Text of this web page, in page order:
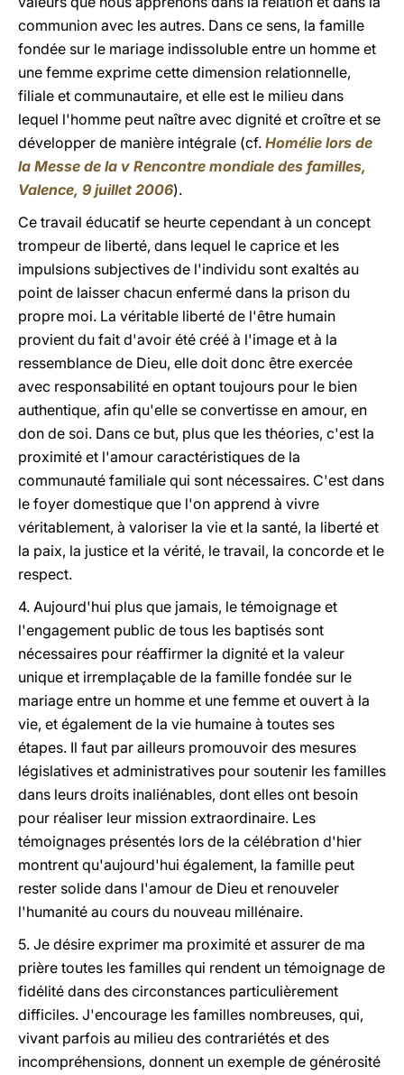
communion avec les autres. Dans ce sens, la famille
fondée sur le mariage indissoluble entre un homme et
une femme exprime cette dimension relationnelle,
filiale et communautaire, et elle est le milieu dans
lequel l'homme peut naître avec dignité et croître et se
développer de manière intégrale (cf. Homélie lors de
la Messe de la v Rencontre mondiale des familles,
Valence, 9 juillet 2006).
Ce travail éducatif se heurte cependant à un concept
trompeur de liberté, dans lequel le caprice et les
impulsions subjectives de l'individu sont exaltés au
point de laisser chacun enfermé dans la prison du
propre moi. La véritable liberté de l'être humain
provient du fait d'avoir été créé à l'image et à la
ressemblance de Dieu, elle doit donc être exercée
avec responsabilité en optant toujours pour le bien
authentique, afin qu'elle se convertisse en amour, en
don de soi. Dans ce but, plus que les théories, c'est la
proximité et l'amour caractéristiques de la
communauté familiale qui sont nécessaires. C'est dans
le foyer domestique que l'on apprend à vivre
véritablement, à valoriser la vie et la santé, la liberté et
la paix, la justice et la vérité, le travail, la concorde et le
respect.
4. Aujourd'hui plus que jamais, le témoignage et
l'engagement public de tous les baptisés sont
nécessaires pour réaffirmer la dignité et la valeur
unique et irremplaçable de la famille fondée sur le
mariage entre un homme et une femme et ouvert à la
vie, et également de la vie humaine à toutes ses
étapes. Il faut par ailleurs promouvoir des mesures
législatives et administratives pour soutenir les familles
dans leurs droits inaliénables, dont elles ont besoin
pour réaliser leur mission extraordinaire. Les
témoignages présentés lors de la célébration d'hier
montrent qu'aujourd'hui également, la famille peut
rester solide dans l'amour de Dieu et renouveler
l'humanité au cours du nouveau millénaire.
5. Je désire exprimer ma proximité et assurer de ma
prière toutes les familles qui rendent un témoignage de
fidélité dans des circonstances particulièrement
difficiles. J'encourage les familles nombreuses, qui,
vivant parfois au milieu des contrariétés et des
incompréhensions, donnent un exemple de générosité